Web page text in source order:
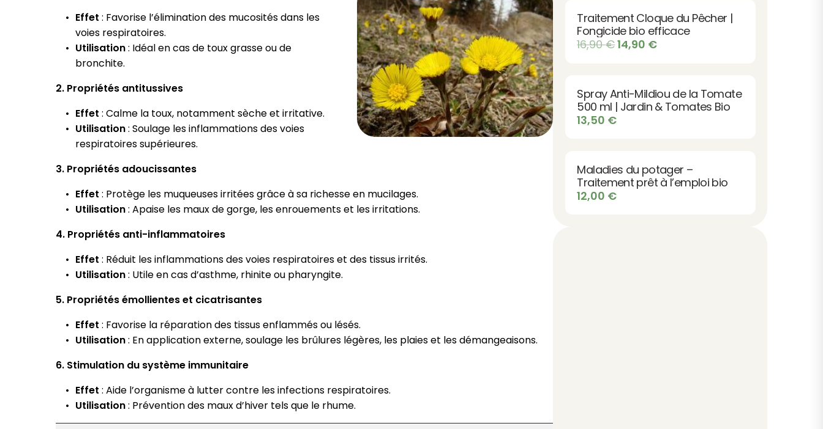
Effet : Favorise l’élimination des mucosités dans les
voies respiratoires.
Utilisation: Idéal en cas de toux grasse ou de
bronchite.
2. Propriétés antitussives
Effet : Calme la toux, notamment sèche et irritative.
Utilisation: Soulage les inflammations des voies
respiratoires supérieures.
3. Propriétés adoucissantes
Effet : Protège les muqueuses irritées grâce à sa richesse en mucilages.
Utilisation: Apaise les maux de gorge, les enrouements et les irritations.
4. Propriétés anti-inflammatoires
Effet : Réduit les inflammations des voies respiratoires et des tissus irrités.
Utilisation: Utile en cas d’asthme, rhinite ou pharyngite.
5. Propriétés émollientes et cicatrisantes
Effet : Favorise la réparation des tissus enflammés ou lésés.
Utilisation: En application externe, soulage les brûlures légères, les plaies et les démangeaisons.
6. Stimulation du système immunitaire
Effet : Aide l’organisme à lutter contre les infections respiratoires.
Utilisation: Prévention des maux d’hiver tels que le rhume.
Traitement Cloque du Pêcher |
Fongicide bio efficace
16,90€Le
était :
16,90 €.
14,90 €Le
est :
14,90 €.
Spray Anti-Mildiou de la Tomate
500 ml | Jardin & Tomates Bio
13,50 €
Maladies du potager –
Traitement prêt à l’emploi bio
12,00 €